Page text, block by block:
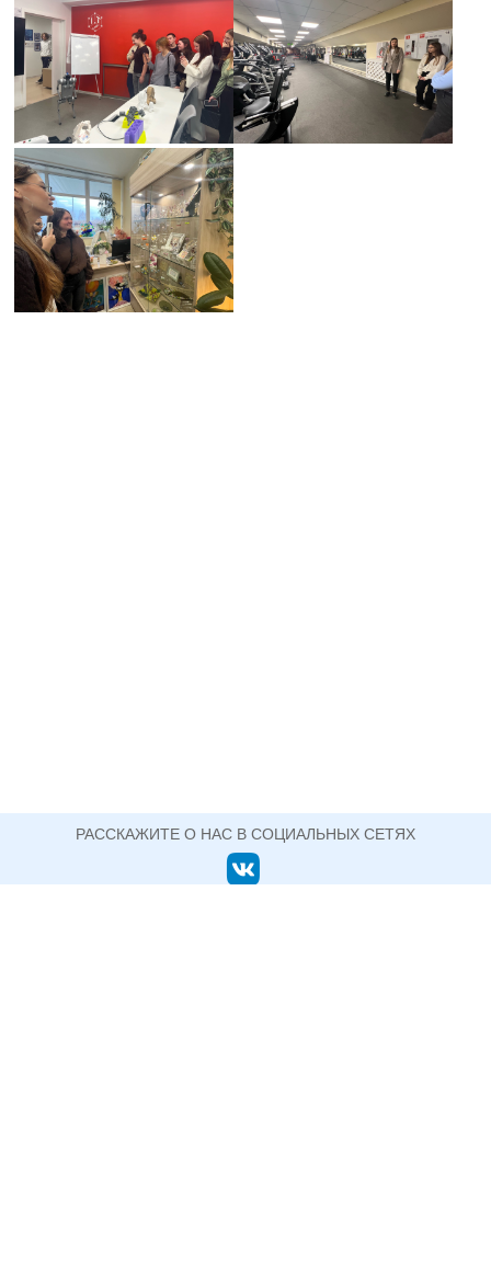
РАССКАЖИТЕ О НАС В СОЦИАЛЬНЫХ СЕТЯХ